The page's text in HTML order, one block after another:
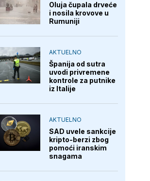
Oluja čupala drveće
i nosila krovove u
Rumuniji
AKTUELNO
Španija od sutra
uvodi privremene
kontrole za putnike
iz Italije
AKTUELNO
SAD uvele sankcije
kripto-berzi zbog
pomoći iranskim
snagama